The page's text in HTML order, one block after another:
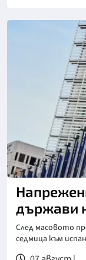
Снимка: АП/БТА
държави
След масовото
седмица към